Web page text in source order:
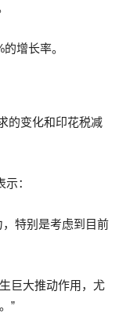
增长率。
的变化和印花税减
：
特别是考虑到目前
巨大推动作用，尤
”